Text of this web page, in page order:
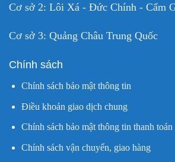
Cơ sở 2: Lôi Xá - Đức Chính - Cẩm
Cơ sở 3: Quảng Châu Trung Quốc
Chính sách
Chính sách bảo mật thông tin
Điều khoản giao dịch chung
Chính sách bảo mật thông tin thanh toán
Chính sách vận chuyển, giao hàng